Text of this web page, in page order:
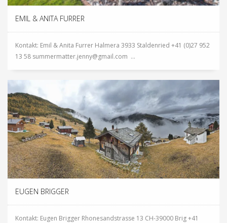
EMIL & ANITA FURRER
Kontakt: Emil & Anita Furrer Halmera 3933 Staldenried +41 (0)27 952
13 58 summermatter.jenny@gmail.com ...
EUGEN BRIGGER
Kontakt: Eugen Brigger Rhonesandstrasse 13 CH-39000 Brig +41